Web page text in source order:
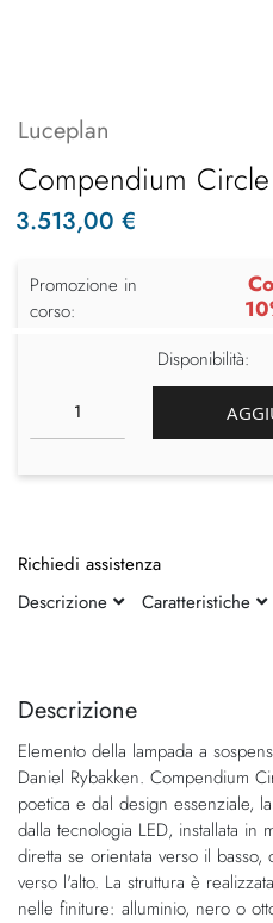
fine
galleria
di
immagini
della
di
immagini
Descrizione
Elemento della lampada a
Daniel Rybakken. Compendium
poetica e dal design essenziale,
dalla tecnologia LED, installata in
diretta se orientata verso il
verso l'alto. La struttura è
nelle finiture: alluminio, nero o
Luceplan
Compendium
3.513,00 €
Promozione in
corso:
Disponibilità:
Richiedi assistenza
Descrizione
Caratteristiche